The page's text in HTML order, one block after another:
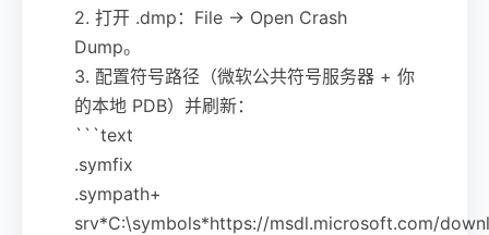
2. 打开 .dmp：File -> Open Crash
Dump。
3. 配置符号路径（微软公共符号服务器 + 你
的本地 PDB）并刷新：
```text
.symfix
.sympath+
srv*C:\symbols*https://msdl.microsoft.com/